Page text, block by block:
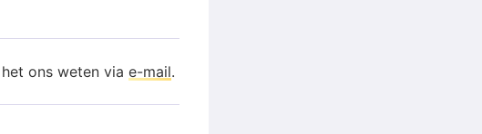
ons weten via e-mail.